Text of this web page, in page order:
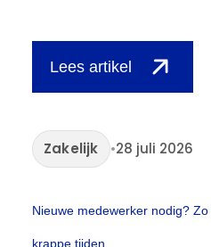
Lees artikel
Zakelijk •28 juli 2026
Nieuwe medewerker nodig?
krappe tijden